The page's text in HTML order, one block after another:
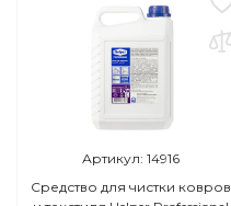
Артикул: 14916
Средство для чистки ковров